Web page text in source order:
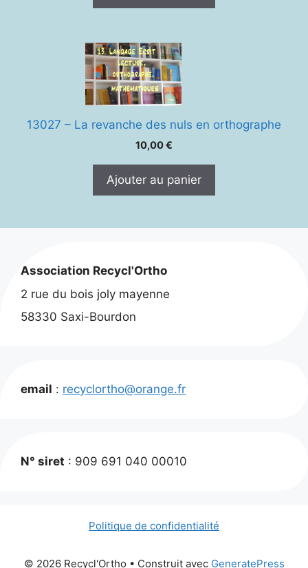
13027 – La revanche des nuls en orthographe
10,00€
Ajouter au panier
Association Recycl'Ortho
2 rue du bois joly mayenne
58330 Saxi-Bourdon
email : recyclortho@orange.fr
N° siret : 909 691 040 00010
Politique de confidentialité
© 2026 Recycl'Ortho • Construit avec GeneratePress